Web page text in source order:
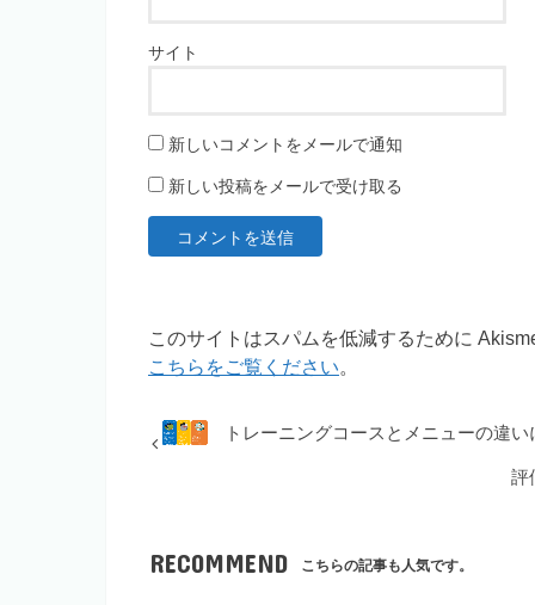
サイト
新しいコメントをメールで通知
新しい投稿をメールで受け取る
このサイトはスパムを低減するために
こちらをご覧ください
トレーニングコースとメニューの違い
評
RECOMMEND こちらの記事も人気です。